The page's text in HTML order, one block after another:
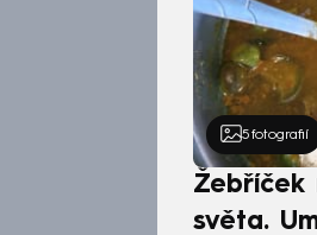
5 fotografií
Žebříček
světa.